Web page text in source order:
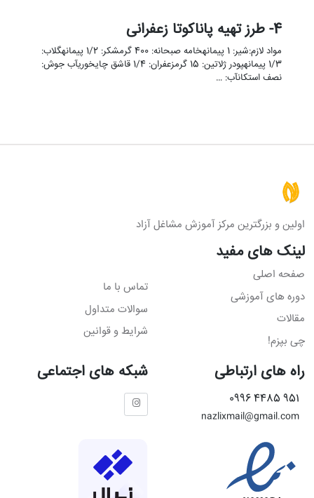
4- طرز تهیه پاناکوتا زعفرانی
مواد لازم:شیر: 1 پیمانهخامه صبحانه: 400 گرمشکر: 1/2 پیمانهگلاب:
1/3 پیمانهپودر ژلاتین: 15 گرمزعفران: 1/4 قاشق چایخوریآب جوش:
نصف استکانآب: …
اولین و بزرگترین مرکز آموزش مشاغل آزاد
لینک های مفید
صفحه اصلی
دوره های آموزشی
مقالات
چی بپزم!
تماس با ما
سوالات متداول
شرایط و قوانین
راه های ارتباطی
951 4485 0996
nazlixmail@gmail.com
شبکه های اجتماعی